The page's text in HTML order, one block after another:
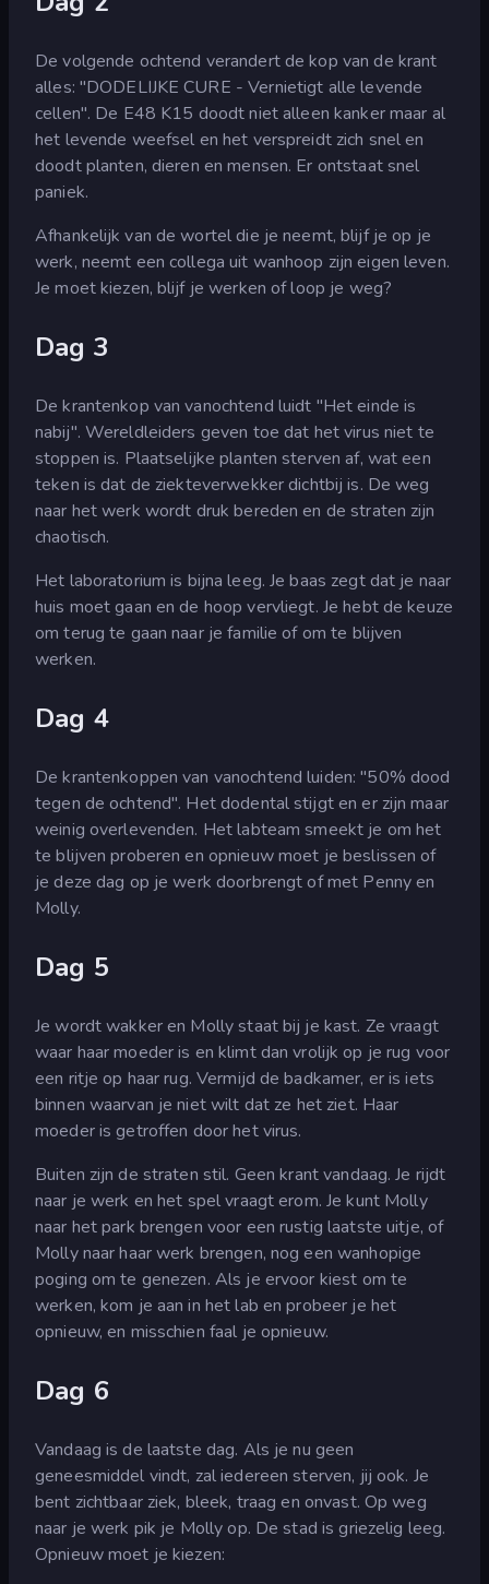
De volgende ochtend verandert de kop van de krant
alles: "DODELIJKE CURE - Vernietigt alle levende
cellen". De E48 K15 doodt niet alleen kanker maar al
het levende weefsel en het verspreidt zich snel en
doodt planten, dieren en mensen. Er ontstaat snel
paniek.
Afhankelijk van de wortel die je neemt, blijf je op je
werk, neemt een collega uit wanhoop zijn eigen leven.
Je moet kiezen, blijf je werken of loop je weg?
Dag 3
De krantenkop van vanochtend luidt "Het einde is
nabij". Wereldleiders geven toe dat het virus niet te
stoppen is. Plaatselijke planten sterven af, wat een
teken is dat de ziekteverwekker dichtbij is. De weg
naar het werk wordt druk bereden en de straten zijn
chaotisch.
Het laboratorium is bijna leeg. Je baas zegt dat je naar
huis moet gaan en de hoop vervliegt. Je hebt de keuze
om terug te gaan naar je familie of om te blijven
werken.
Dag 4
De krantenkoppen van vanochtend luiden: "50% dood
tegen de ochtend". Het dodental stijgt en er zijn maar
weinig overlevenden. Het labteam smeekt je om het
te blijven proberen en opnieuw moet je beslissen of
je deze dag op je werk doorbrengt of met Penny en
Molly.
Dag 5
Je wordt wakker en Molly staat bij je kast. Ze vraagt
waar haar moeder is en klimt dan vrolijk op je rug voor
een ritje op haar rug. Vermijd de badkamer, er is iets
binnen waarvan je niet wilt dat ze het ziet. Haar
moeder is getroffen door het virus.
Buiten zijn de straten stil. Geen krant vandaag. Je rijdt
naar je werk en het spel vraagt erom. Je kunt Molly
naar het park brengen voor een rustig laatste uitje, of
Molly naar haar werk brengen, nog een wanhopige
poging om te genezen. Als je ervoor kiest om te
werken, kom je aan in het lab en probeer je het
opnieuw, en misschien faal je opnieuw.
Dag 6
Vandaag is de laatste dag. Als je nu geen
geneesmiddel vindt, zal iedereen sterven, jij ook. Je
bent zichtbaar ziek, bleek, traag en onvast. Op weg
naar je werk pik je Molly op. De stad is griezelig leeg.
Opnieuw moet je kiezen: